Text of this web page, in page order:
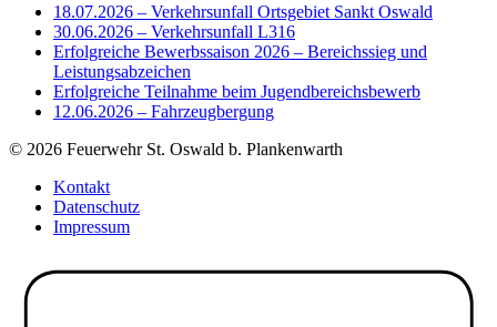
18.07.2026 – Verkehrsunfall Ortsgebiet Sankt Oswald
30.06.2026 – Verkehrsunfall L316
Erfolgreiche Bewerbssaison 2026 – Bereichssieg und
Leistungsabzeichen
Erfolgreiche Teilnahme beim Jugendbereichsbewerb
12.06.2026 – Fahrzeugbergung
© 2026 Feuerwehr St. Oswald b. Plankenwarth
Kontakt
Datenschutz
Impressum